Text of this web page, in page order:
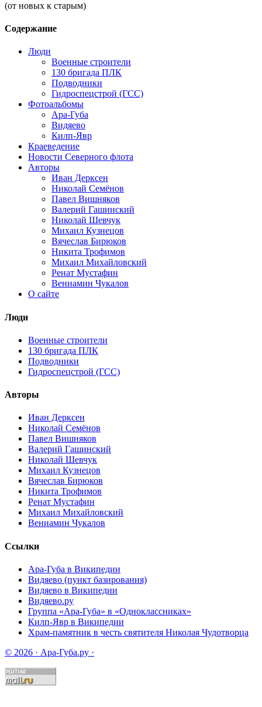
(от новых к старым)
Содержание
Люди
Военные строители
130 бригада ПЛК
Подводники
Гидроспецстрой (ГСС)
Фотоальбомы
Ара-Губа
Видяево
Килп-Явр
Краеведение
Новости Северного флота
Авторы
Иван Дерксен
Николай Семёнов
Павел Вишняков
Валерий Гашинский
Николай Шевчук
Михаил Кузнецов
Вячеслав Бирюков
Никита Трофимов
Михаил Михайловский
Ренат Мустафин
Вениамин Чукалов
О сайте
Люди
Военные строители
130 бригада ПЛК
Подводники
Гидроспецстрой (ГСС)
Авторы
Иван Дерксен
Николай Семёнов
Павел Вишняков
Валерий Гашинский
Николай Шевчук
Михаил Кузнецов
Вячеслав Бирюков
Никита Трофимов
Ренат Мустафин
Михаил Михайловский
Вениамин Чукалов
Ссылки
Ара-Губа в Википедии
Видяево (пункт базирования)
Видяево в Википедии
Видяево.ру
Группа «Ара-Губа» в «Одноклассниках»
Килп-Явр в Википедии
Храм-памятник в честь святителя Николая Чудотворца
© 2026 · Ара-Губа.ру ·